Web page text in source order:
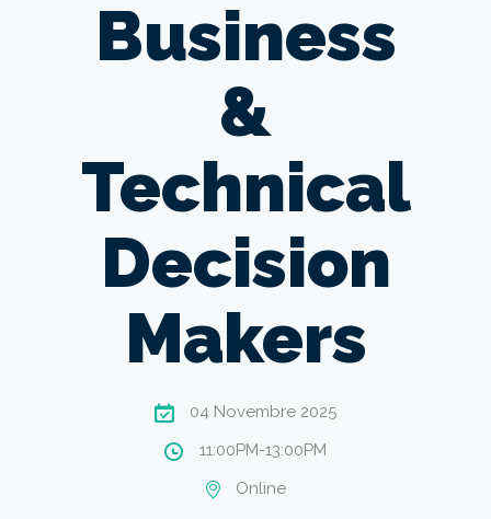
Business
&
Technical
Decision
Makers
04 Novembre 2025
11:00PM-13:00PM
Online